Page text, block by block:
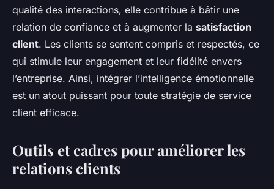
qualité des interactions, elle contribue à bâtir une
relation de confiance et à augmenter la satisfaction
client. Les clients se sentent compris et respectés, ce
qui stimule leur engagement et leur fidélité envers
l’entreprise. Ainsi, intégrer l’intelligence émotionnelle
est un atout puissant pour toute stratégie de service
client efficace.
Outils et cadres pour améliorer les
relations clients